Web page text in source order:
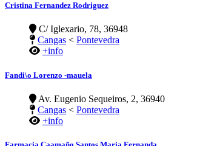
Cristina Fernandez Rodriguez
C/ Iglexario, 78, 36948
Cangas < Pontevedra
+info
Fandi\o Lorenzo -mauela
Av. Eugenio Sequeiros, 2, 36940
Cangas < Pontevedra
+info